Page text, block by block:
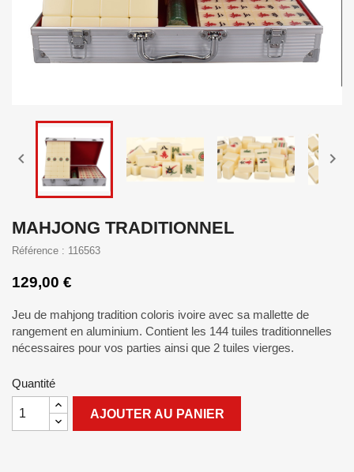
 
MAHJONG TRADITIONNEL
Référence : 116563
129,00 €
Jeu de mahjong tradition coloris ivoire avec sa mallette de
rangement en aluminium. Contient les 144 tuiles traditionnelles
nécessaires pour vos parties ainsi que 2 tuiles vierges.
Quantité
AJOUTER AU PANIER